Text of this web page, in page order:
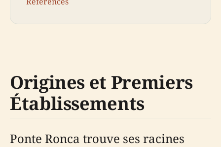
Origines et Premiers
Établissements
Ponte Ronca trouve ses racines